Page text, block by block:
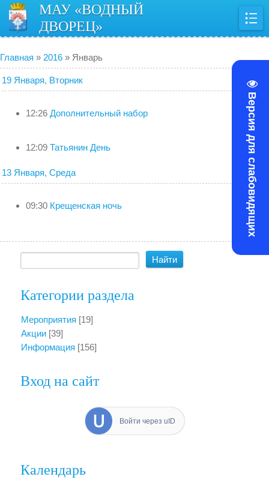
Версия для слабовидящих
МАУ «ВОДНЫЙ
ДВОРЕЦ»
Главная » 2016 » Январь
19 Января, Вторник
12:26 Дополнительный набор
12:09 Татьянин День
13 Января, Среда
09:30 Крещенская ночь
Категории раздела
Мероприятия [19]
Акции [39]
Информация [156]
Вход на сайт
Войти через uID
Календарь